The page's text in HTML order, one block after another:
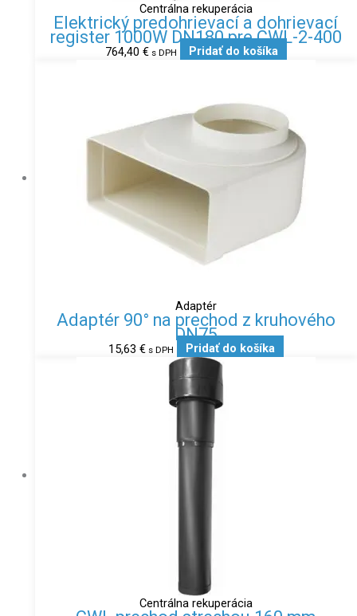
Centrálna rekuperácia
Elektrický predohrievací a dohrievací
register 1000W DN180 pre CWL-2-400
764,40 € s DPH Pridať do košíka
Adaptér
Adaptér 90° na prechod z kruhového
DN75
15,63 € s DPH Pridať do košíka
Centrálna rekuperácia